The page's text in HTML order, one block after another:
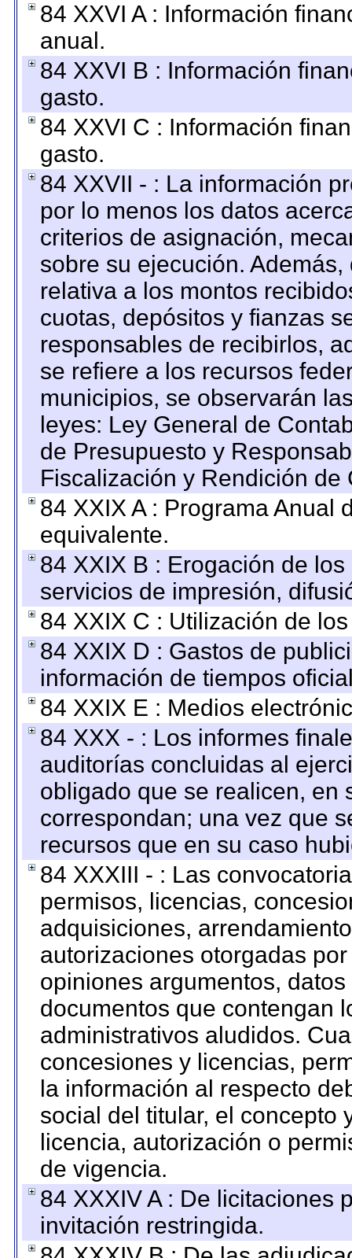
84 XXVI A : Información
anual.
84 XXVI B : Información
gasto.
84 XXVI C : Información
gasto.
84 XXVII - : La información
por lo menos los datos
criterios de asignación,
sobre su ejecución.
relativa a los montos
cuotas, depósitos y fianzas
responsables de recibirlos,
se refiere a los recursos
municipios, se observarán
leyes: Ley General de
de Presupuesto y
Fiscalización y Rendición
84 XXIX A : Programa Anual
equivalente.
84 XXIX B : Erogación de
servicios de impresión,
84 XXIX C : Utilización de
84 XXIX D : Gastos de
información de tiempos
84 XXIX E : Medios
84 XXX - : Los informes
auditorías concluidas al
obligado que se realicen, en
correspondan; una vez que
recursos que en su caso
84 XXXIII - : Las
permisos, licencias,
adquisiciones,
autorizaciones otorgadas
opiniones argumentos,
documentos que contengan
administrativos aludidos.
concesiones y licencias,
la información al respecto
social del titular, el concepto
licencia, autorización o
de vigencia.
84 XXXIV A : De licitaciones
invitación restringida.